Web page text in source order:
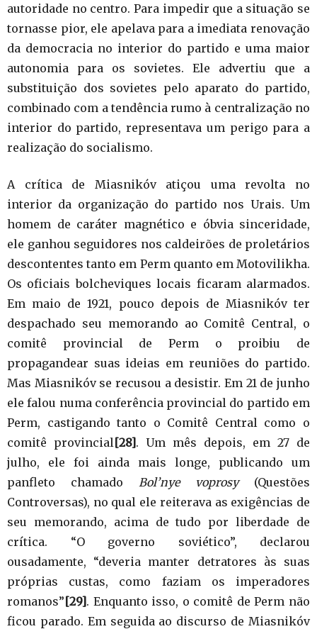
autoridade no centro. Para impedir que a situação se
tornasse pior, ele apelava para a imediata renovação
da democracia no interior do partido e uma maior
autonomia para os sovietes. Ele advertiu que a
substituição dos sovietes pelo aparato do partido,
combinado com a tendência rumo à centralização no
interior do partido, representava um perigo para a
realização do socialismo.
A crítica de Miasnikóv atiçou uma revolta no
interior da organização do partido nos Urais. Um
homem de caráter magnético e óbvia sinceridade,
ele ganhou seguidores nos caldeirões de proletários
descontentes tanto em Perm quanto em Motovilikha.
Os oficiais bolcheviques locais ficaram alarmados.
Em maio de 1921, pouco depois de Miasnikóv ter
despachado seu memorando ao Comitê Central, o
comitê provincial de Perm o proibiu de
propagandear suas ideias em reuniões do partido.
Mas Miasnikóv se recusou a desistir. Em 21 de junho
ele falou numa conferência provincial do partido em
Perm, castigando tanto o Comitê Central como o
comitê provincial [28]. Um mês depois, em 27 de
julho, ele foi ainda mais longe, publicando um
panfleto chamado Bol’nye voprosy(Questões
Controversas), no qual ele reiterava as exigências de
seu memorando, acima de tudo por liberdade de
crítica. “O governo soviético”, declarou
ousadamente, “deveria manter detratores às suas
próprias custas, como faziam os imperadores
romanos”[29]. Enquanto isso, o comitê de Perm não
ficou parado. Em seguida ao discurso de Miasnikóv